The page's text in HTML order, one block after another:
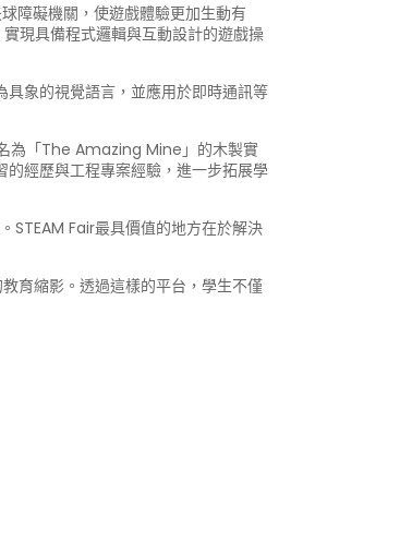
障礙機關，使遊戲體驗更加生動有
現具備程式邏輯與互動設計的遊戲操
象的視覺語言，並應用於即時通訊等
為「The Amazing Mine」的木製實
經歷與工程專案經驗，進一步拓展學
STEAM Fair最具價值的地方在於解決
育縮影。透過這樣的平台，學生不僅